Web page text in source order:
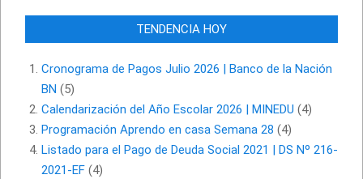
TENDENCIA HOY
Cronograma de Pagos Julio 2026 | Banco de la Nación
BN (5)
Calendarización del Año Escolar 2026 | MINEDU (4)
Programación Aprendo en casa Semana 28 (4)
Listado para el Pago de Deuda Social 2021 | DS Nº 216-
2021-EF (4)